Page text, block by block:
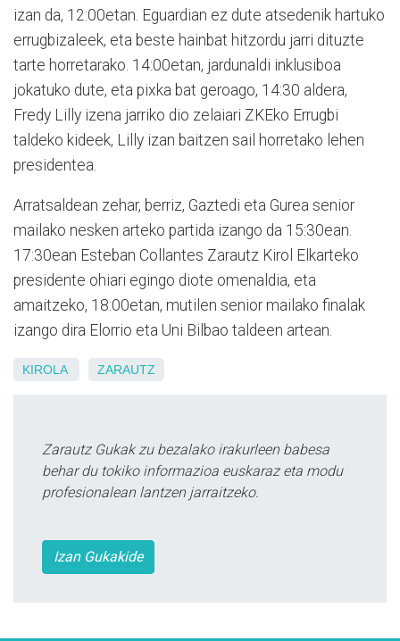
izan da, 12:00etan. Eguardian ez dute atsedenik hartuko
errugbizaleek, eta beste hainbat hitzordu jarri dituzte
tarte horretarako. 14:00etan, jardunaldi inklusiboa
jokatuko dute, eta pixka bat geroago, 14:30 aldera,
Fredy Lilly izena jarriko dio zelaiari ZKEko Errugbi
taldeko kideek, Lilly izan baitzen sail horretako lehen
presidentea.
Arratsaldean zehar, berriz, Gaztedi eta Gurea senior
mailako nesken arteko partida izango da 15:30ean.
17:30ean Esteban Collantes Zarautz Kirol Elkarteko
presidente ohiari egingo diote omenaldia, eta
amaitzeko, 18:00etan, mutilen senior mailako finalak
izango dira Elorrio eta Uni Bilbao taldeen artean.
KIROLA ZARAUTZ
Zarautz Gukak zu bezalako irakurleen babesa
behar du tokiko informazioa euskaraz eta modu
profesionalean lantzen jarraitzeko.
Izan Gukakide